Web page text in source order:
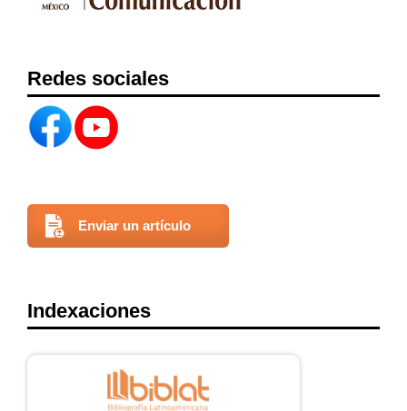
Redes sociales
Enviar un artículo
Indexaciones